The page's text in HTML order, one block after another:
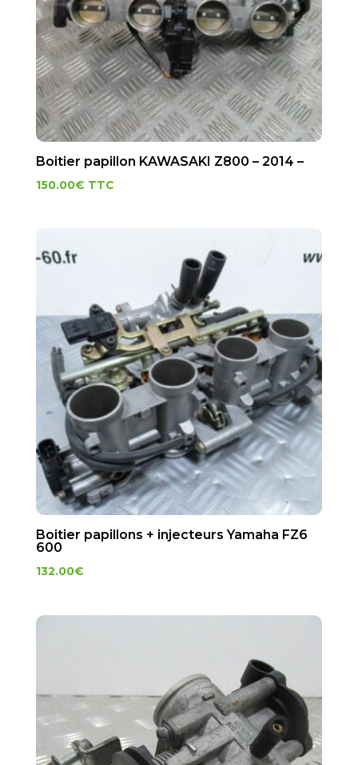
Boitier papillon KAWASAKI Z800 – 2014 –
150.00€ TTC
Boitier papillons + injecteurs Yamaha FZ6
600
132.00€